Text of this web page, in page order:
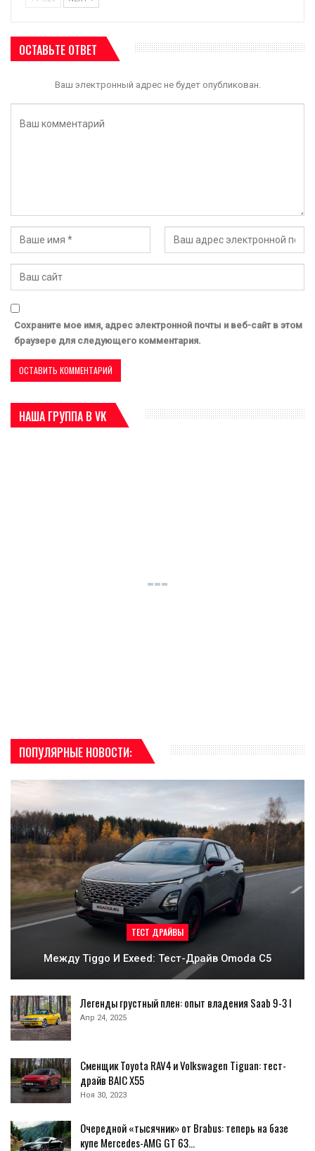
ОСТАВЬТЕ ОТВЕТ
Ваш электронный адрес не будет опубликован.
Сохраните мое имя, адрес электронной почты и веб-сайт в этом
браузере для следующего комментария.
НАША ГРУППА В VK
ПОПУЛЯРНЫЕ НОВОСТИ:
ТЕСТ ДРАЙВЫ
Между Tiggo И Exeed: Тест-Драйв Omoda C5
Легенды грустный плен: опыт владения Saab 9-3 I
Апр 24, 2025
Сменщик Toyota RAV4 и Volkswagen Tiguan: тест-
драйв BAIC X55
Ноя 30, 2023
Очередной «тысячник» от Brabus: теперь на базе
купе Mercedes-AMG GT 63…